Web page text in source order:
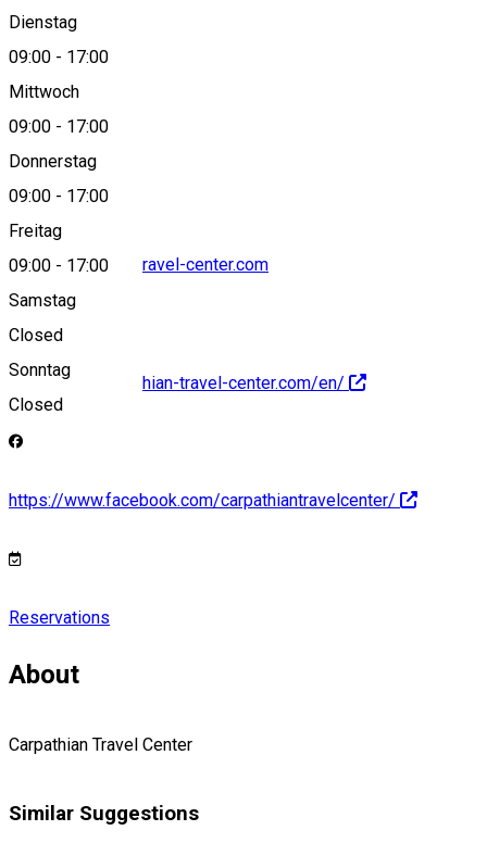
Dienstag
09:00 - 17:00
Mittwoch
09:00 - 17:00
Donnerstag
09:00 - 17:00
Freitag
09:00 - 17:00
Samstag
Closed
Sonntag
Closed
View on map
info@carpathian-travel-center.com
http://www.carpathian-travel-center.com/en/
https://www.facebook.com/carpathiantravelcenter/
Reservations
About
Carpathian Travel Center
Similar Suggestions